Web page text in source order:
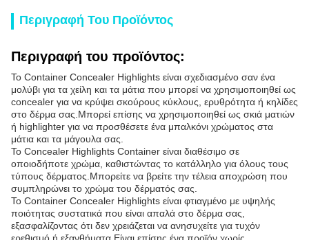
Περιγραφή Του Προϊόντος
Περιγραφή του προϊόντος:
Το Container Concealer Highlights είναι σχεδιασμένο σαν ένα
μολύβι για τα χείλη και τα μάτια που μπορεί να χρησιμοποιηθεί ως
concealer για να κρύψει σκούρους κύκλους, ερυθρότητα ή κηλίδες
στο δέρμα σας.Μπορεί επίσης να χρησιμοποιηθεί ως σκιά ματιών
ή highlighter για να προσθέσετε ένα μπαλκόνι χρώματος στα
μάτια και τα μάγουλα σας.
Το Concealer Highlights Container είναι διαθέσιμο σε
οποιοδήποτε χρώμα, καθιστώντας το κατάλληλο για όλους τους
τύπους δέρματος.Μπορείτε να βρείτε την τέλεια αποχρώση που
συμπληρώνει το χρώμα του δέρματός σας.
Το Container Concealer Highlights είναι φτιαγμένο με υψηλής
ποιότητας συστατικά που είναι απαλά στο δέρμα σας,
εξασφαλίζοντας ότι δεν χρειάζεται να ανησυχείτε για τυχόν